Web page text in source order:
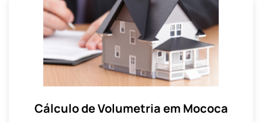
Cálculo de Volumetria em Mococa